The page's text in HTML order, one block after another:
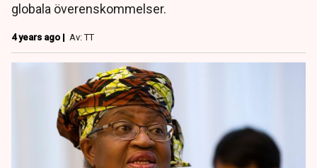
globala överenskommelser.
4 years ago | Av: TT